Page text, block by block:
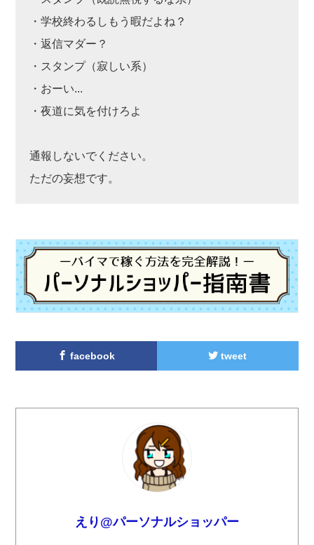
・学校終わるしもう暇だよね？
・返信マダー？
・スタンプ（寂しい系）
・おーい...
・夜道に気を付けろよ
通報しないでください。
ただの妄想です。
facebook tweet
えり@パーソナルショッパー